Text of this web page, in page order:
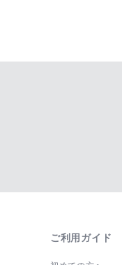
ご利用ガイド